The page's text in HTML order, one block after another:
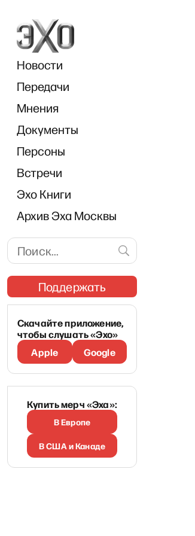
Новости
Передачи
Мнения
Документы
Персоны
Встречи
Эхо Книги
Архив Эха Москвы
Поддержать
Скачайте приложение,
чтобы слушать «Эхо»
Apple
Google
Купить мерч «Эха»:
В Европе
В США и Канаде